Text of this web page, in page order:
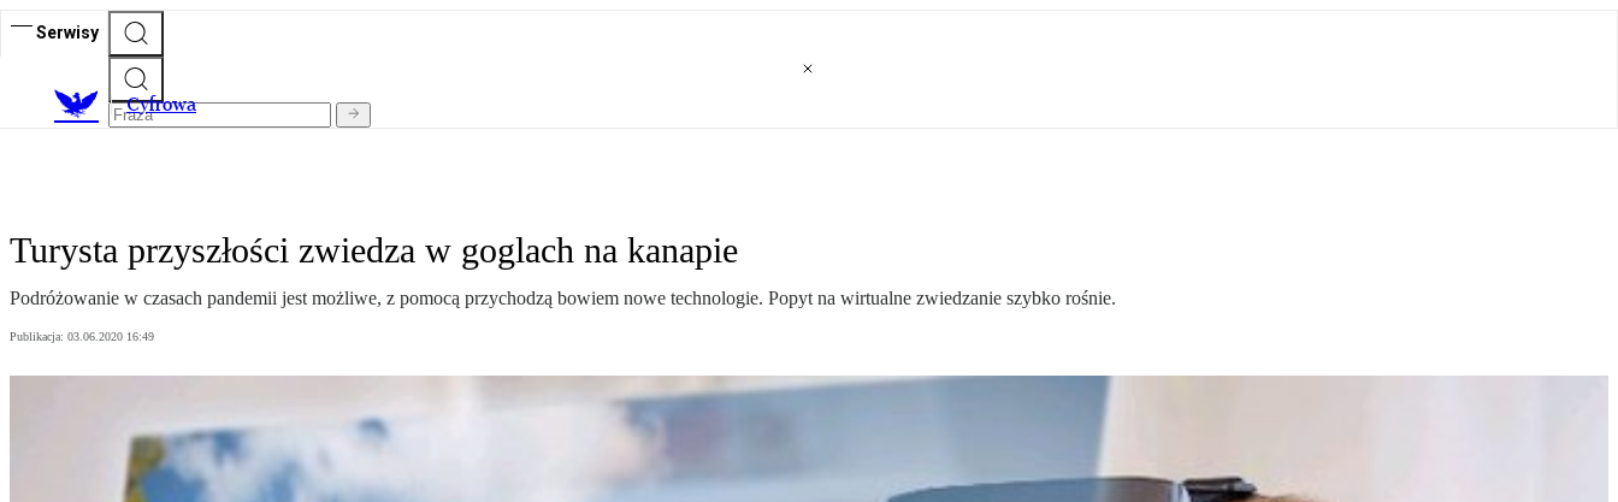
Serwisy
Cyfrowa
Turysta przyszłości zwiedza w goglach na kanapie
Podróżowanie w czasach pandemii jest możliwe, z pomocą przychodzą bowiem nowe technologie. Popyt na wirtualne zwiedzanie szybko rośnie.
Publikacja: 03.06.2020 16:49